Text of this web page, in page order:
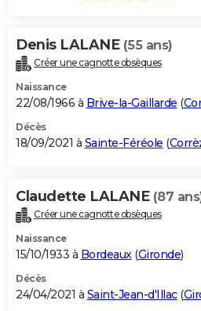
Denis LALANE (55 ans)
Créer une cagnotte obsèques
Naissance
22/08/1966 à Brive-la-Gaillarde (
Décès
18/09/2021 à Sainte-Féréole (
Claudette LALANE (87
Créer une cagnotte obsèques
Naissance
15/10/1933 à Bordeaux(Gironde)
Décès
24/04/2021 à Saint-Jean-d'Illac(